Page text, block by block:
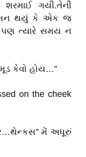
શરમાઈ ગયી.તેની
મન થયું કે એક જ
પણ ત્યારે સમય ન
કેવો હોય…”
on the cheek
મેં અધૂરું